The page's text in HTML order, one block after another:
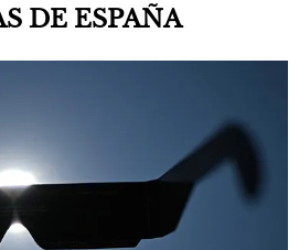
DE ESPAÑA